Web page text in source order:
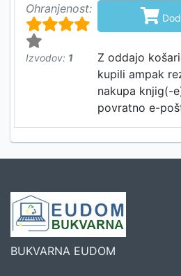
Ohranjenost:
Izvodov: 1

Z oddajo
kupili ampak
nakupa knjig(-
povratno e-
BUKVARNA EUDOM